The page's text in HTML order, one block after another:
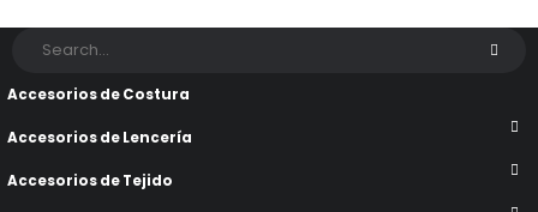
Accesorios de Costura
Accesorios de Lencería
Accesorios de Tejido